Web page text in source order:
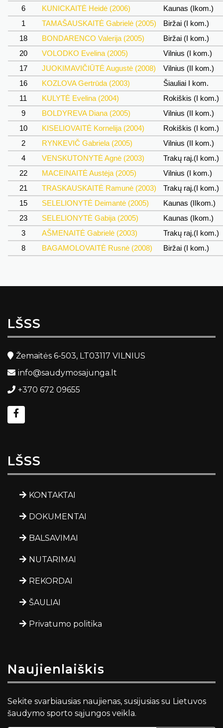
6
KUNICKAITĖ Heidė (2006)
Kaunas (Ikom.)
1
TAMAŠAUSKAITĖ Gabrielė (2005)
Biržai (I kom.)
18
BONDARENCO Valerija (2005)
Biržai (I kom.)
20
VOLODKO Evelina (2005)
Vilnius (I kom.)
17
JUOKIMAVIČIŪTĖ Augustė (2008)
Vilnius (II kom.)
16
KOZLOVA Gertrūda (2003)
Šiauliai I kom.
11
KULYTĖ Evelina (2004)
Rokiškis (I kom.)
9
BOLDYREVA Diana (2005)
Vilnius (II kom.)
10
KISELIOVAITĖ Kornelija (2004)
Rokiškis (I kom.)
2
RYNKEVIČ Gabriela (2005)
Vilnius (II kom.)
4
VENSKUTONYTĖ Agnė (2003)
Trakų raj.(I kom.)
22
MACEINAITĖ Austėja (2005)
Vilnius (I kom.)
21
TRASKAUSKAITĖ Ramunė (2003)
Trakų raj.(I kom.)
15
SELELIONYTĖ Deimantė (2005)
Kaunas (IIkom.)
23
SELELIONYTĖ Gabija (2005)
Kaunas (Ikom.)
3
AŠMENAITĖ Gabrielė (2003)
Trakų raj.(I kom.)
8
BAGAMOLOVAITĖ Rusnė (2008) Biržai (I kom.)
LŠSS
Žemaitės 6-503, LT03117 VILNIUS
info@saudymosajunga.lt
+370 672 09655
LŠSS
KONTAKTAI
DOKUMENTAI
BALSAVIMAI
NUTARIMAI
REKORDAI
ŠAULIAI
Privatumo politika
Naujienlaiškis
Sekite svarbiausias naujienas, susijusias su Lietuvos
šaudymo sporto sąjungos veikla.